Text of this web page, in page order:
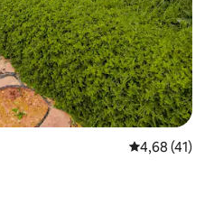
4,68 ud af 5
4,68 (41)